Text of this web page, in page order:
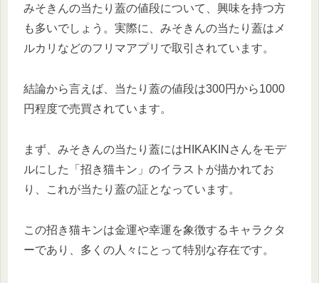
みそきんの当たり蓋の値段について、興味を持つ方
も多いでしょう。実際に、みそきんの当たり蓋はメ
ルカリなどのフリマアプリで取引されています。
結論から言えば、当たり蓋の値段は300円から1000
円程度で売買されています。
まず、みそきんの当たり蓋にはHIKAKINさんをモデ
ルにした「招き猫キン」のイラストが描かれてお
り、これが当たり蓋の証となっています。
この招き猫キンは金運や幸運を象徴するキャラクタ
ーであり、多くの人々にとって特別な存在です。